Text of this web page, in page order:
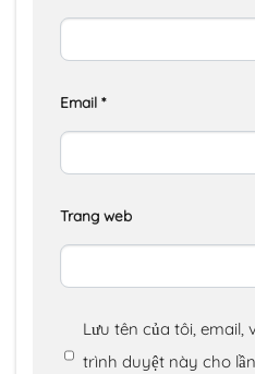
Email *
Trang web
Lưu tên của tôi,
trình duyệt này cho